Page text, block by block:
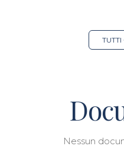
TUTTI
Nessun